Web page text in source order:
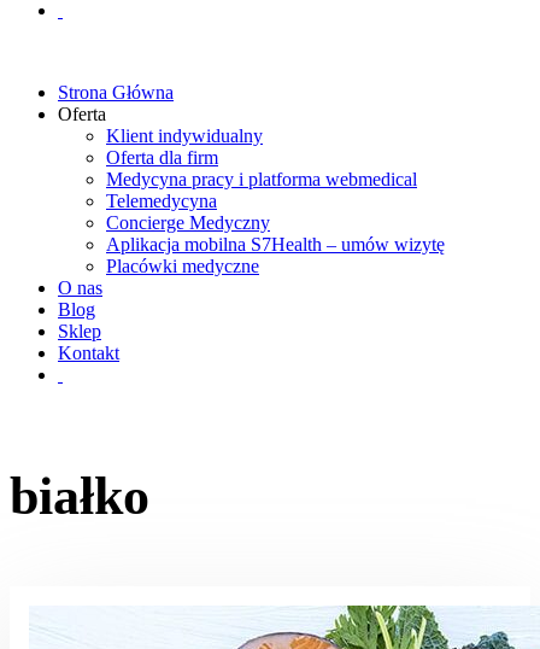
Strona Główna
Oferta
Klient indywidualny
Oferta dla firm
Medycyna pracy i platforma webmedical
Telemedycyna
Concierge Medyczny
Aplikacja mobilna S7Health – umów wizytę
Placówki medyczne
O nas
Blog
Sklep
Kontakt
białko